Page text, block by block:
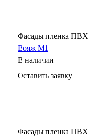
Фасады пленка ПВХ
Вояж М1
В наличии
Оставить заявку
Фасады пленка ПВХ